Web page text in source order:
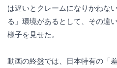
は遅いとクレームになりかねな
る」環境があるとして、その違
様子を見せた。
動画の終盤では、日本特有の「